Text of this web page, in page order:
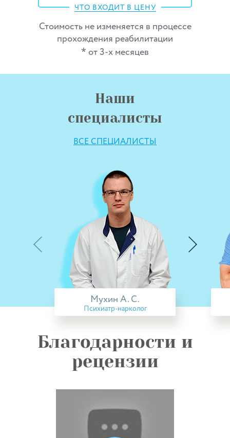
ЧТО ВХОДИТ В ЦЕНУ
Стоимость не изменяется в процессе
прохождения реабилитации
* от 3-х месяцев
Наши
специалисты
ВСЕ СПЕЦИАЛИСТЫ
Мухин А. С.
Психиатр-нарколог
Благодарности и
рецензии